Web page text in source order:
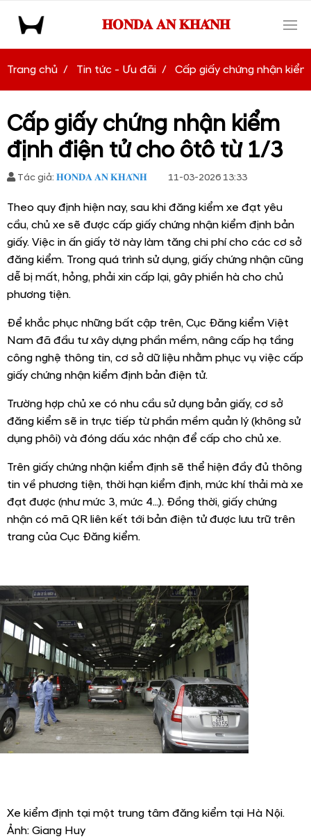
𝐇𝐎𝐍𝐃𝐀 𝐀𝐍 𝐊𝐇𝐀́𝐍𝐇
Trang chủ Tin tức - Ưu đãi Cấp giấy chứng nhận
Cấp giấy chứng nhận kiểm
định điện tử cho ôtô từ 1/3
Tác giả: 𝐇𝐎𝐍𝐃𝐀 𝐀𝐍 𝐊𝐇𝐀́𝐍𝐇 11-03-2026 13:33
Theo quy định hiện nay, sau khi đăng kiểm xe đạt yêu
cầu, chủ xe sẽ được cấp giấy chứng nhận kiểm định bản
giấy. Việc in ấn giấy tờ này làm tăng chi phí cho các cơ sở
đăng kiểm. Trong quá trình sử dụng, giấy chứng nhận cũng
dễ bị mất, hỏng, phải xin cấp lại, gây phiền hà cho chủ
phương tiện.
Để khắc phục những bất cập trên, Cục Đăng kiểm Việt
Nam đã đầu tư xây dựng phần mềm, nâng cấp hạ tầng
công nghệ thông tin, cơ sở dữ liệu nhằm phục vụ việc cấp
giấy chứng nhận kiểm định bản điện tử.
Trường hợp chủ xe có nhu cầu sử dụng bản giấy, cơ sở
đăng kiểm sẽ in trực tiếp từ phần mềm quản lý (không sử
dụng phôi) và đóng dấu xác nhận để cấp cho chủ xe.
Trên giấy chứng nhận kiểm định sẽ thể hiện đầy đủ thông
tin về phương tiện, thời hạn kiểm định, mức khí thải mà xe
đạt được (như mức 3, mức 4...). Đồng thời, giấy chứng
nhận có mã QR liên kết tới bản điện tử được lưu trữ trên
trang của Cục Đăng kiểm.
Xe kiểm định tại một trung tâm đăng kiểm tại Hà Nội.
Ảnh: Giang Huy